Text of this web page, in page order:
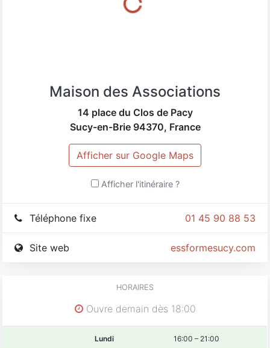
Maison des Associations
14 place du Clos de Pacy
Sucy-en-Brie 94370, France
Afficher sur Google Maps
Afficher l'itinéraire ?
01 45 90 88 53
Téléphone fixe
essformesucy.com
Site web
HORAIRES
Ouvre demain dès 18:00
Lundi 16:00 – 21:00